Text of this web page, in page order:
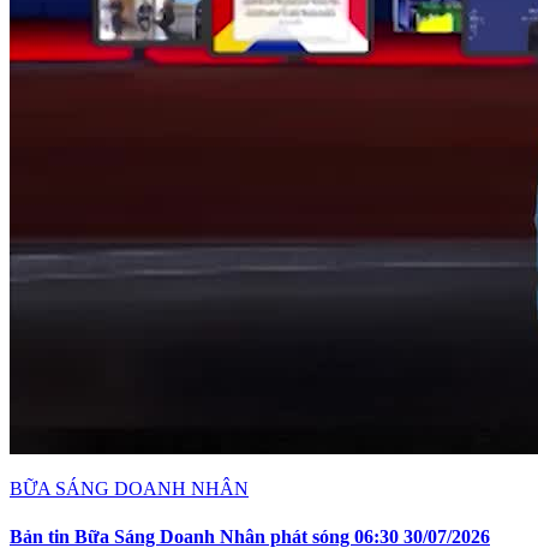
BỮA SÁNG DOANH NHÂN
Bản tin Bữa Sáng Doanh Nhân phát sóng 06:30 30/07/2026